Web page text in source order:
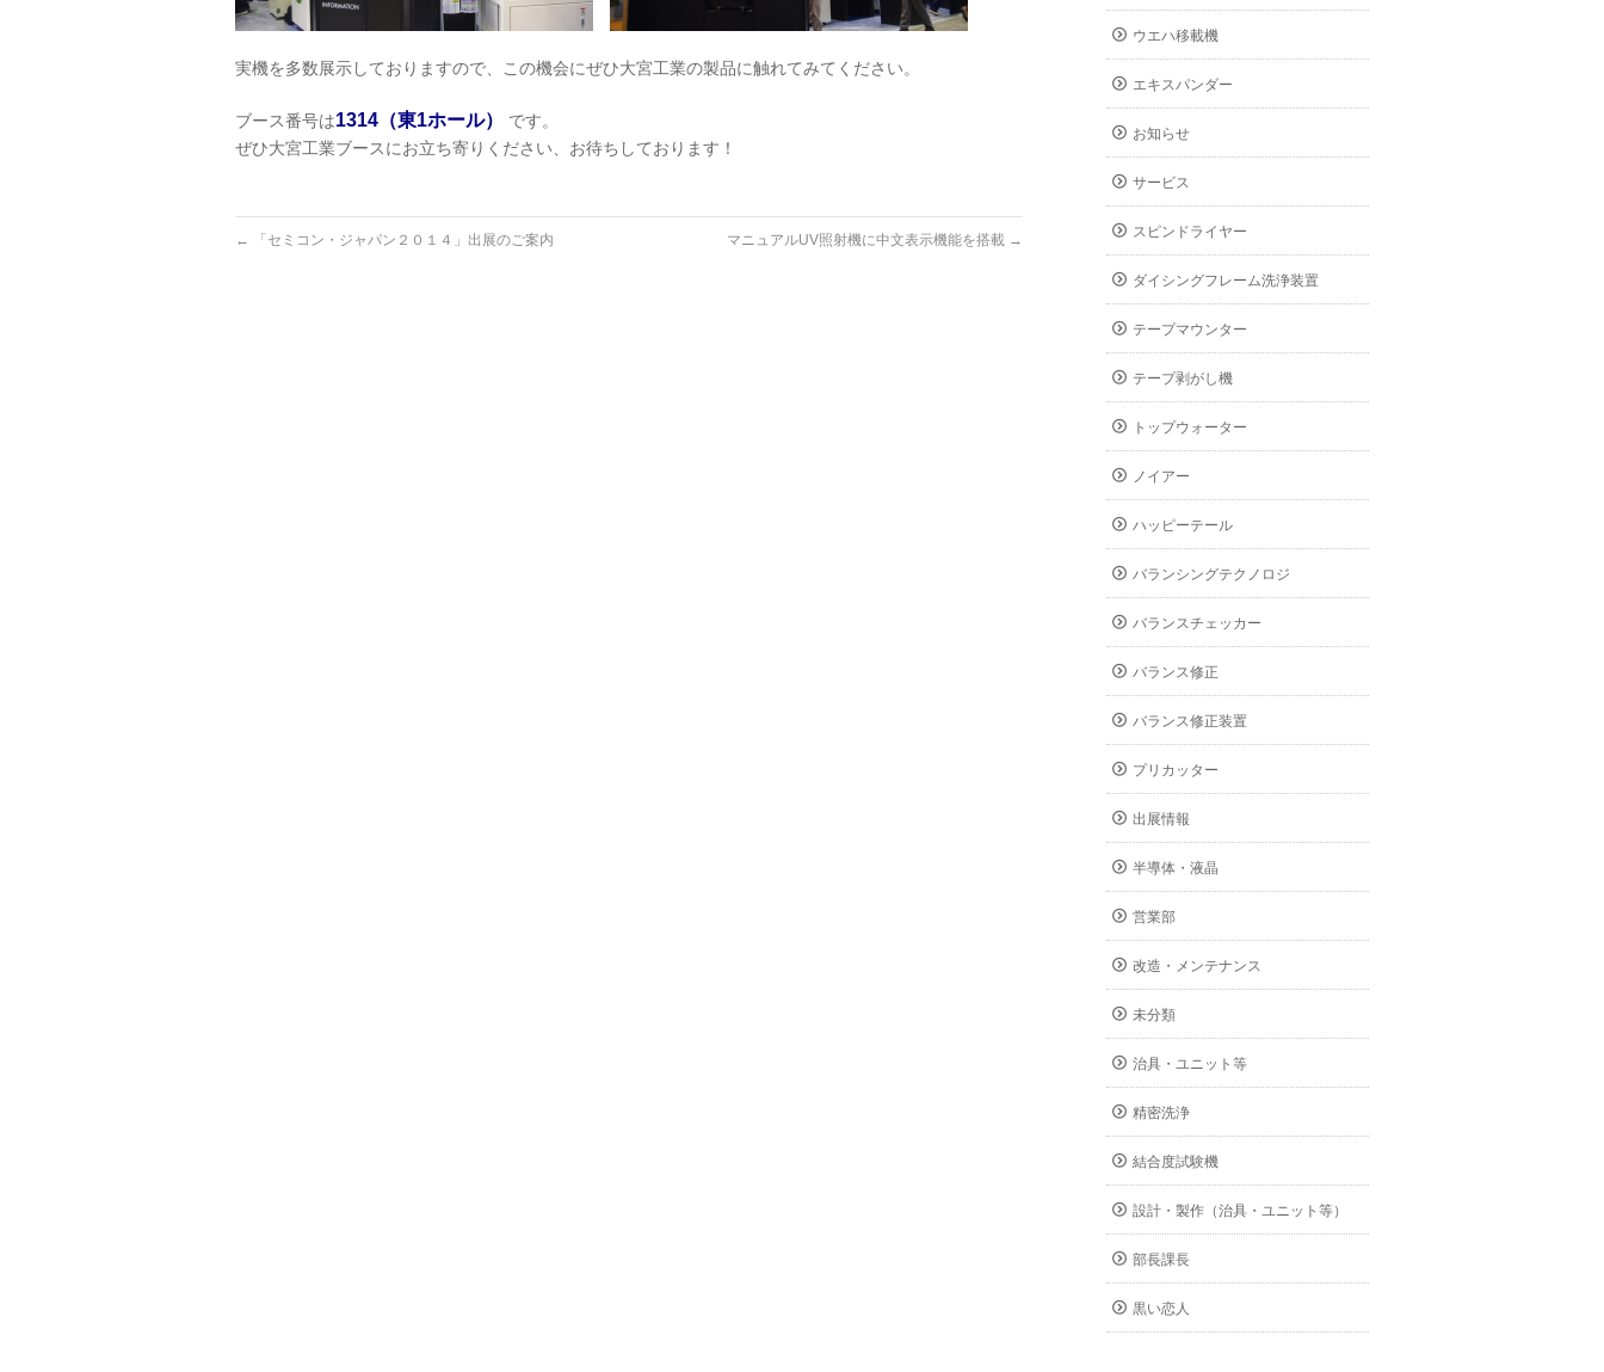
実機を多数展示しておりますので、この機会にぜひ大宮工業の製品に触れてみてください。
ブース番号は1314（東1ホール） です。
ぜひ大宮工業ブースにお立ち寄りください、お待ちしております！
← 「セミコン・ジャパン２０１４」出展のご案内 マニュアルUV照射機に中文表示機能を搭載 →
ウエハ移載機
エキスパンダー
お知らせ
サービス
スピンドライヤー
ダイシングフレーム洗浄装置
テープマウンター
テープ剥がし機
トップウォーター
ノイアー
ハッピーテール
バランシングテクノロジ
バランスチェッカー
バランス修正
バランス修正装置
プリカッター
出展情報
半導体・液晶
営業部
改造・メンテナンス
未分類
治具・ユニット等
精密洗浄
結合度試験機
設計・製作（治具・ユニット等）
部長課長
黒い恋人